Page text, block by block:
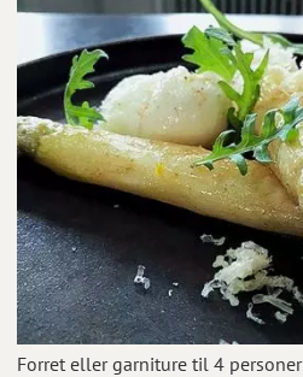
Forret eller garniture til 4 personer